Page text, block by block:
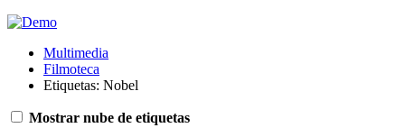
Multimedia
Filmoteca
Etiquetas: Nobel
Mostrar nube de etiquetas